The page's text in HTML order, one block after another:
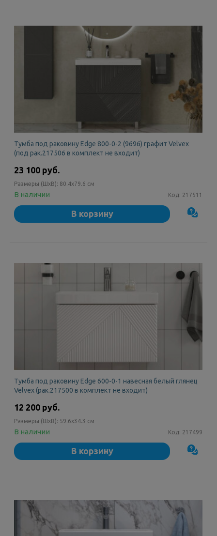
Тумба под раковину Edge 800-0-2 (9696) графит Velvex
(под рак.217506 в комплект не входит)
23 100 руб.
Размеры (ШxВ): 80.4x79.6 см
В наличии Код: 217511
В корзину
Тумба под раковину Edge 600-0-1 навесная белый глянец
Velvex (рак.217500 в комплект не входит)
12 200 руб.
Размеры (ШxВ): 59.6x34.3 см
В наличии Код: 217499
В корзину